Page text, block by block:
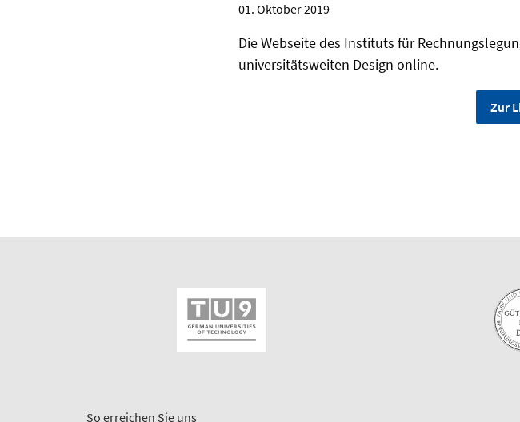
01. Oktober 2019
Die Webseite des Instituts für
universitätsweiten Design online.
Zur
So erreichen Sie uns